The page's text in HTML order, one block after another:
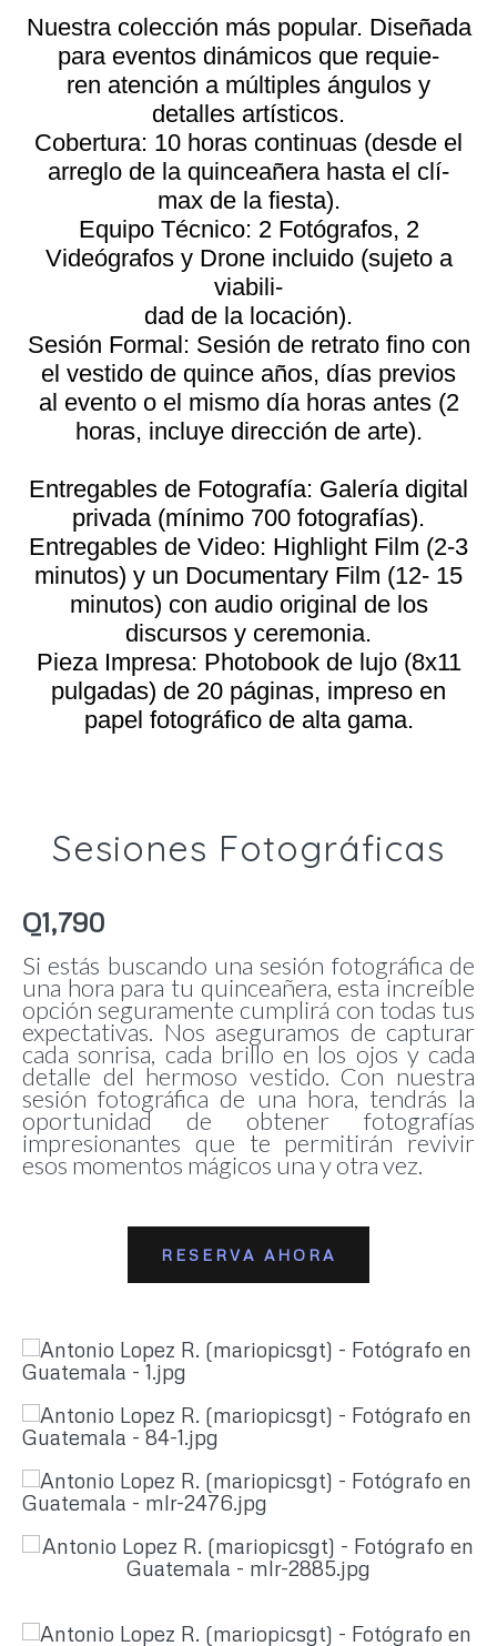
Nuestra colección más popular. Diseñada
para eventos dinámicos que requie-
ren atención a múltiples ángulos y
detalles artísticos.
Cobertura: 10 horas continuas (desde el
arreglo de la quinceañera hasta el clí-
max de la fiesta).
Equipo Técnico: 2 Fotógrafos, 2
Videógrafos y Drone incluido (sujeto a
viabili-
dad de la locación).
Sesión Formal: Sesión de retrato fino con
el vestido de quince años, días previos
al evento o el mismo día horas antes (2
horas, incluye dirección de arte).
Entregables de Fotografía: Galería digital
privada (mínimo 700 fotografías).
Entregables de Video: Highlight Film (2-3
minutos) y un Documentary Film (12- 15
minutos) con audio original de los
discursos y ceremonia.
Pieza Impresa: Photobook de lujo (8x11
pulgadas) de 20 páginas, impreso en
papel fotográfico de alta gama.
Sesiones Fotográficas
Q1,790
Si estás buscando una sesión fotográfica de
una hora para tu quinceañera, esta increíble
opción seguramente cumplirá con todas tus
expectativas. Nos aseguramos de capturar
cada sonrisa, cada brillo en los ojos y cada
detalle del hermoso vestido. Con nuestra
sesión fotográfica de una hora, tendrás la
oportunidad de obtener fotografías
impresionantes que te permitirán revivir
esos momentos mágicos una y otra vez.
RESERVA AHORA